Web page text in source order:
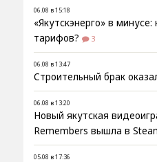
06.08 в 15:18
«Якутскэнерго» в
тарифов?
3
06.08 в 13:47
Строительный брак
06.08 в 13:20
Новый якутская
Remembers вышла в
05.08 в 17:36